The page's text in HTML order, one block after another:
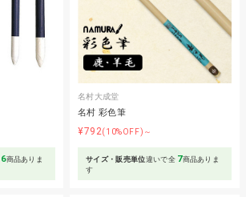
6商品ありま
名村大成堂
名村 彩色筆
¥792(10%OFF)～
サイズ・販売単位違いで全 7商品ありま
す